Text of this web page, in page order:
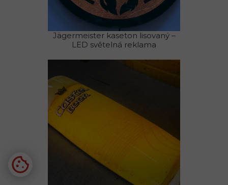
Jägermeister kaseton lisovaný –
LED světelná reklama